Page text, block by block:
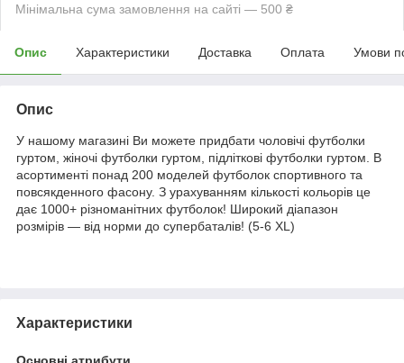
Мінімальна сума замовлення на сайті — 500 ₴
Опис Характеристики Доставка Оплата Умови
Опис
У нашому магазині Ви можете придбати чоловічі футболки
гуртом, жіночі футболки гуртом, підліткові футболки гуртом. В
асортименті понад 200 моделей футболок спортивного та
повсякденного фасону. З урахуванням кількості кольорів це
дає 1000+ різноманітних футболок! Широкий діапазон
розмірів — від норми до супербаталів! (5-6 XL)
Характеристики
Основні атрибути